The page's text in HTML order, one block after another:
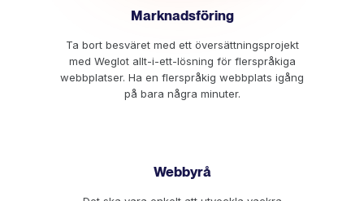
Marknadsföring
Ta bort besväret med ett översättningsprojekt
med Weglot allt-i-ett-lösning för flerspråkiga
webbplatser. Ha en flerspråkig webbplats igång
på bara några minuter.
Webbyrå